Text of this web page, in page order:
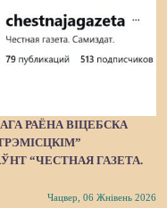
РАЁНА ВІЦЕБСКА
“ЧЕСТНАЯ ГАЗЕТА.
Чацвер, 06 Жнівень 2026